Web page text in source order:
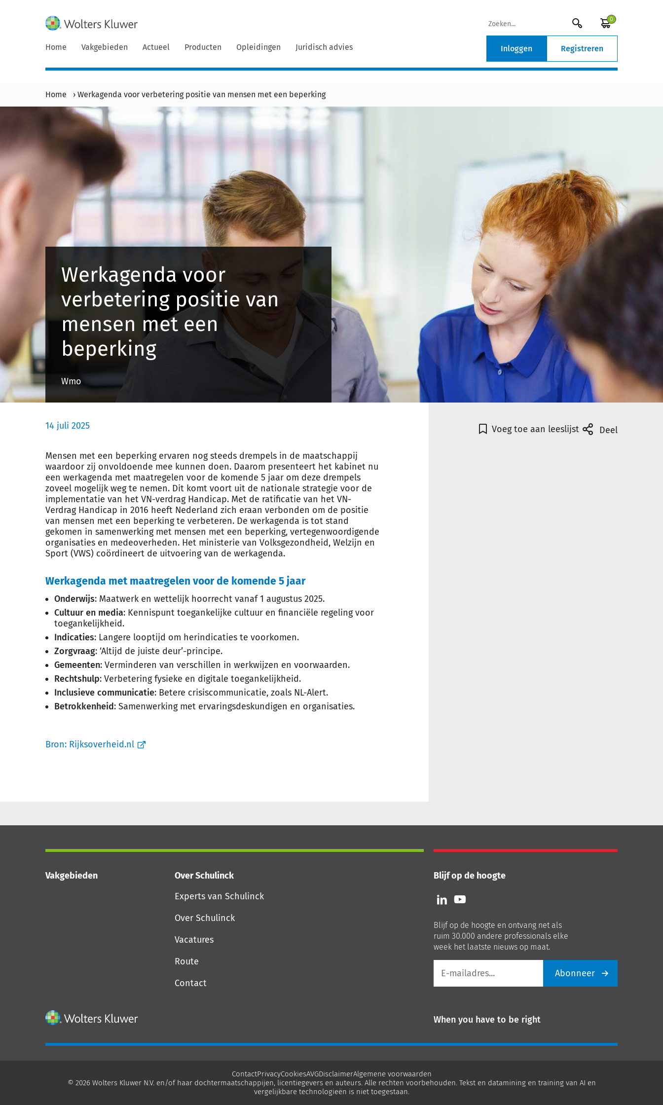
0
Home Vakgebieden Actueel Producten Opleidingen Juridisch advies Inloggen Registreren
Home › Werkagenda voor verbetering positie van mensen met een beperking
Werkagenda voor
verbetering positie van
mensen met een
beperking
Wmo
14 juli 2025
Mensen met een beperking ervaren nog steeds drempels in de maatschappij
waardoor zij onvoldoende mee kunnen doen. Daarom presenteert het kabinet nu
een werkagenda met maatregelen voor de komende 5 jaar om deze drempels
zoveel mogelijk weg te nemen. Dit komt voort uit de nationale strategie voor de
implementatie van het VN-verdrag Handicap. Met de ratificatie van het VN-
Verdrag Handicap in 2016 heeft Nederland zich eraan verbonden om de positie
van mensen met een beperking te verbeteren. De werkagenda is tot stand
gekomen in samenwerking met mensen met een beperking, vertegenwoordigende
organisaties en medeoverheden. Het ministerie van Volksgezondheid, Welzijn en
Sport (VWS) coördineert de uitvoering van de werkagenda.
Werkagenda met maatregelen voor de komende 5 jaar
Onderwijs: Maatwerk en wettelijk hoorrecht vanaf 1 augustus 2025.
Cultuur en media: Kennispunt toegankelijke cultuur en financiële regeling voor
toegankelijkheid.
Indicaties: Langere looptijd om herindicaties te voorkomen.
Zorgvraag: ‘Altijd de juiste deur’-principe.
Gemeenten: Verminderen van verschillen in werkwijzen en voorwaarden.
Rechtshulp: Verbetering fysieke en digitale toegankelijkheid.
Inclusieve communicatie: Betere crisiscommunicatie, zoals NL-Alert.
Betrokkenheid: Samenwerking met ervaringsdeskundigen en organisaties.
Bron: Rijksoverheid.nl
Voeg toe aan leeslijst Deel
Vakgebieden
Over Schulinck
Experts van Schulinck
Over Schulinck
Vacatures
Route
Contact
Blijf op de hoogte
Volg
ons
LinkedIn
Volg
ons
Youtube
Blijf op de hoogte en ontvang net als
ruim 30.000 andere professionals elke
week het laatste nieuws op maat.
mailadres
Abonneer
When you have to be right
ContactPrivacyCookiesAVGDisclaimerAlgemene voorwaarden
© 2026 Wolters Kluwer N.V. en/of haar dochtermaatschappijen, licentiegevers en auteurs. Alle rechten voorbehouden. Tekst en datamining en training van AI en
vergelijkbare technologieën is niet toegestaan.